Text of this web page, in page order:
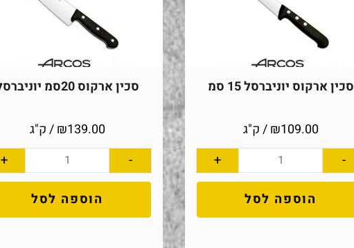
סכין ארקוס יוניברסל 15 סמ
₪109.00 / ק"ג
-
+
הוספה לסל
סכין ארקוס 20סמ יוניברסל
₪139.00 / ק"ג
-
+
הוספה לסל